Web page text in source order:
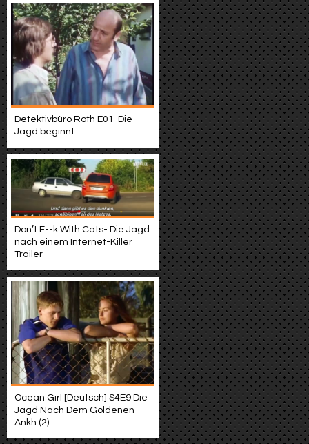
Detektivbüro Roth E01-Die
Jagd beginnt
Don’t F--k With Cats- Die Jagd
nach einem Internet-Killer
Trailer
Ocean Girl [Deutsch] S4E9 Die
Jagd Nach Dem Goldenen
Ankh (2)